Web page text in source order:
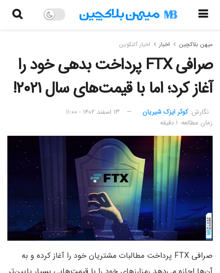
میهن بلاکچین اخبار اخبار آلتکوین
صرافی FTX پرداخت بدهی خود را
آغاز کرد؛ اما با قیمت‌های سال ۲۰۲۱!
نگارش:‌ کوثر ایزک شیریان
۱۳ اسفند ۱۴۰۲ - ۱۱:۰۰
زمان مطالعه: ۱ دقیقه
صرافی FTX پرداخت مطالبات مشتریان خود را آغاز کرده و به